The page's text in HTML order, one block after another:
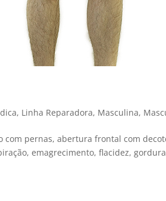
, Linha Reparadora, Masculina,
com pernas, abertura frontal com
emagrecimento, flacidez,